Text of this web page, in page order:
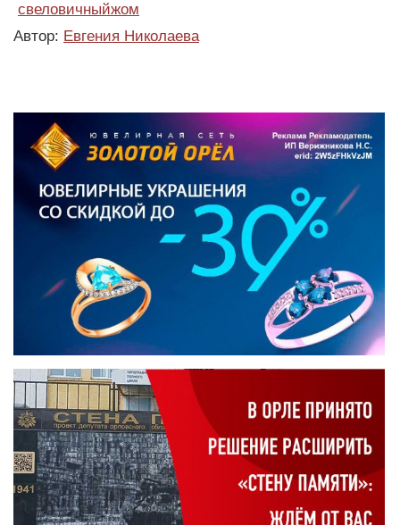
свеловичныйжом
Автор: Евгения Николаева